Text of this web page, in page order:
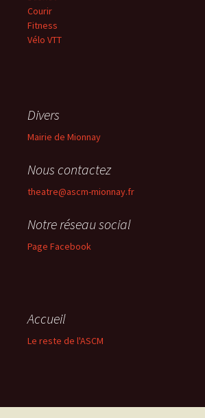
Courir
Fitness
Vélo VTT
Divers
Mairie de Mionnay
Nous contactez
theatre@ascm-mionnay.fr
Notre réseau social
Page Facebook
Accueil
Le reste de l'ASCM